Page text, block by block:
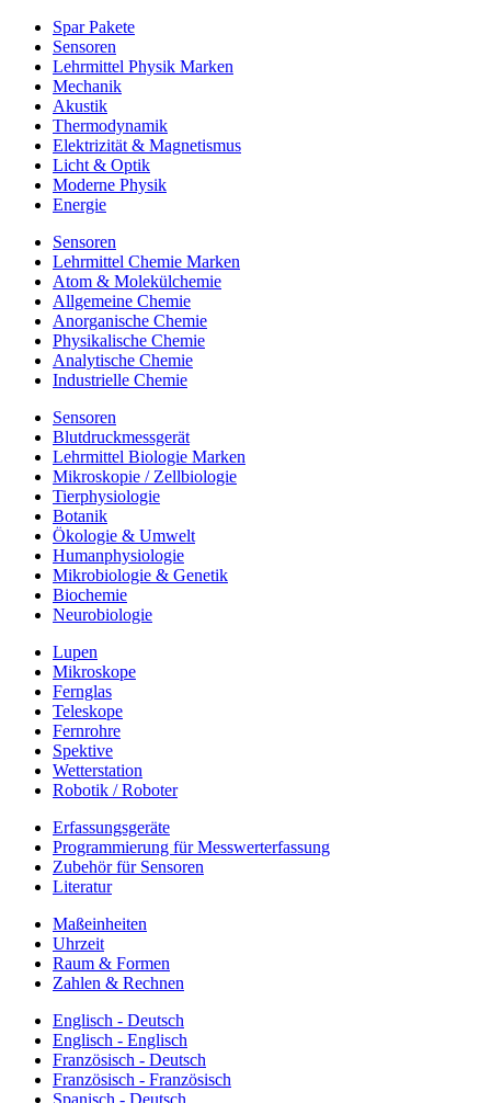
Spar Pakete
Sensoren
Lehrmittel Physik Marken
Mechanik
Akustik
Thermodynamik
Elektrizität & Magnetismus
Licht & Optik
Moderne Physik
Energie
Sensoren
Lehrmittel Chemie Marken
Atom & Molekülchemie
Allgemeine Chemie
Anorganische Chemie
Physikalische Chemie
Analytische Chemie
Industrielle Chemie
Sensoren
Blutdruckmessgerät
Lehrmittel Biologie Marken
Mikroskopie / Zellbiologie
Tierphysiologie
Botanik
Ökologie & Umwelt
Humanphysiologie
Mikrobiologie & Genetik
Biochemie
Neurobiologie
Lupen
Mikroskope
Fernglas
Teleskope
Fernrohre
Spektive
Wetterstation
Robotik / Roboter
Erfassungsgeräte
Programmierung für Messwerterfassung
Zubehör für Sensoren
Literatur
Maßeinheiten
Uhrzeit
Raum & Formen
Zahlen & Rechnen
Englisch - Deutsch
Englisch - Englisch
Französisch - Deutsch
Französisch - Französisch
Spanisch - Deutsch